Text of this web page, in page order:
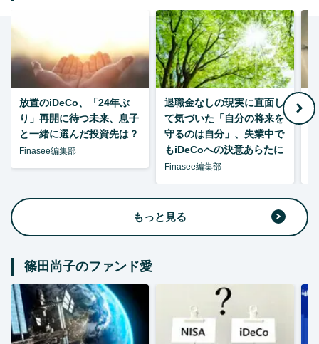
放置のiDeCo、「24年ぶ
り」再開に待つ未来、息子
と一緒に選んだ投資先は？
Finasee編集部
退職金なしの現実に直面し
て気づいた「自分の将来を
守るのは自分」、失業中で
もiDeCoへの決意あらたに
Finasee編集部
もっと見る
篠田尚子のファンド愛